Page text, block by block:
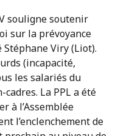
souligne soutenir
sur la prévoyance
Viry (Liot).
(incapacité,
les salariés du
La PPL a été
à l’Assemblée
l’enclenchement de